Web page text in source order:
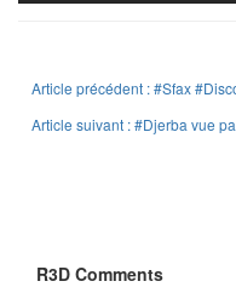
Article précédent : #Sfax
Article suivant : #Djerba vue
R3D Comments